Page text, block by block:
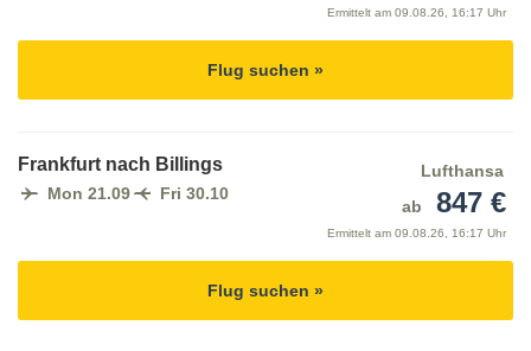
Ermittelt am 09.08.26, 16:17 Uhr
Flug suchen »
Frankfurt nach Billings
Mon 21.09 Fri 30.10
Lufthansa
ab
847 €
Ermittelt am 09.08.26, 16:17 Uhr
Flug suchen »